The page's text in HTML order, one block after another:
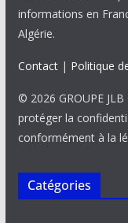
informations en
Algérie.
Contact| Politique
© 2026 GROUPE
protéger la
conformément à la
Catégories